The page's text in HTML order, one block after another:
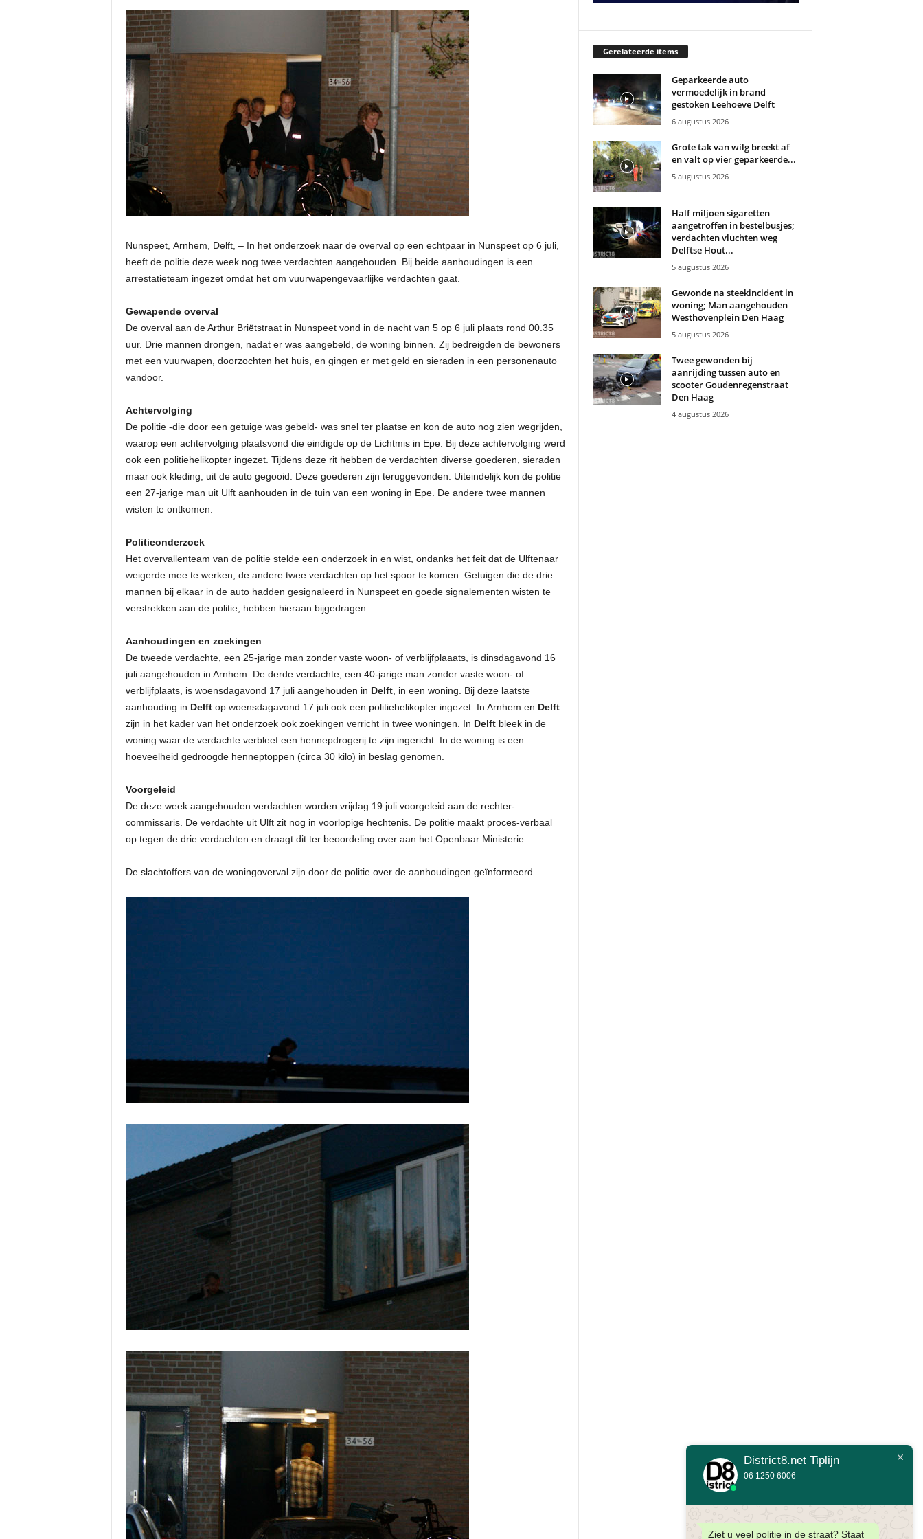
Nunspeet, Arnhem, Delft, – In het onderzoek naar de overval op een echtpaar in Nunspeet op 6 juli,
heeft de politie deze week nog twee verdachten aangehouden. Bij beide aanhoudingen is een
arrestatieteam ingezet omdat het om vuurwapengevaarlijke verdachten gaat.
Gewapende overval
De overval aan de Arthur Briëtstraat in Nunspeet vond in de nacht van 5 op 6 juli plaats rond 00.35
uur. Drie mannen drongen, nadat er was aangebeld, de woning binnen. Zij bedreigden de bewoners
met een vuurwapen, doorzochten het huis, en gingen er met geld en sieraden in een personenauto
vandoor.
Achtervolging
De politie -die door een getuige was gebeld- was snel ter plaatse en kon de auto nog zien wegrijden,
waarop een achtervolging plaatsvond die eindigde op de Lichtmis in Epe. Bij deze achtervolging werd
ook een politiehelikopter ingezet. Tijdens deze rit hebben de verdachten diverse goederen, sieraden
maar ook kleding, uit de auto gegooid. Deze goederen zijn teruggevonden. Uiteindelijk kon de politie
een 27-jarige man uit Ulft aanhouden in de tuin van een woning in Epe. De andere twee mannen
wisten te ontkomen.
Politieonderzoek
Het overvallenteam van de politie stelde een onderzoek in en wist, ondanks het feit dat de Ulftenaar
weigerde mee te werken, de andere twee verdachten op het spoor te komen. Getuigen die de drie
mannen bij elkaar in de auto hadden gesignaleerd in Nunspeet en goede signalementen wisten te
verstrekken aan de politie, hebben hieraan bijgedragen.
Aanhoudingen en zoekingen
De tweede verdachte, een 25-jarige man zonder vaste woon- of verblijfplaaats, is dinsdagavond 16
juli aangehouden in Arnhem. De derde verdachte, een 40-jarige man zonder vaste woon- of
verblijfplaats, is woensdagavond 17 juli aangehouden in Delft, in een woning. Bij deze laatste
aanhouding in Delftop woensdagavond 17 juli ook een politiehelikopter ingezet. In Arnhem en Delft
zijn in het kader van het onderzoek ook zoekingen verricht in twee woningen. In Delftbleek in de
woning waar de verdachte verbleef een hennepdrogerij te zijn ingericht. In de woning is een
hoeveelheid gedroogde henneptoppen (circa 30 kilo) in beslag genomen.
Voorgeleid
De deze week aangehouden verdachten worden vrijdag 19 juli voorgeleid aan de rechter-
commissaris. De verdachte uit Ulft zit nog in voorlopige hechtenis. De politie maakt proces-verbaal
op tegen de drie verdachten en draagt dit ter beoordeling over aan het Openbaar Ministerie.
De slachtoffers van de woningoverval zijn door de politie over de aanhoudingen geïnformeerd.
Gerelateerde items
Geparkeerde auto
vermoedelijk in brand
gestoken Leehoeve Delft
6 augustus 2026
Grote tak van wilg breekt af
en valt op vier geparkeerde...
5 augustus 2026
Half miljoen sigaretten
aangetroffen in bestelbusjes;
verdachten vluchten weg
Delftse Hout...
5 augustus 2026
Gewonde na steekincident in
woning; Man aangehouden
Westhovenplein Den Haag
5 augustus 2026
Twee gewonden bij
aanrijding tussen auto en
scooter Goudenregenstraat
Den Haag
4 augustus 2026
District8.net Tiplijn
06 1250 6006
Ziet u veel politie in de straat? Staat